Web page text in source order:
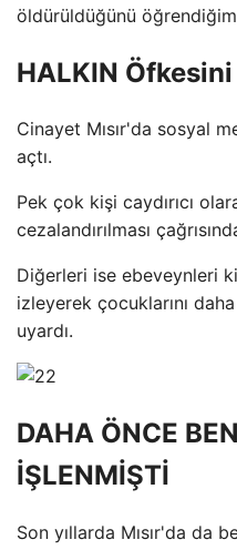
öldürüldüğünü
HALKIN
Cinayet Mısır'da sosyal
açtı.
Pek çok kişi caydırıcı
cezalandırılması
Diğerleri ise ebeveynleri
izleyerek çocuklarını
uyardı.
DAHA ÖNCE
İŞLENMİŞTİ
Son yıllarda Mısır'da da